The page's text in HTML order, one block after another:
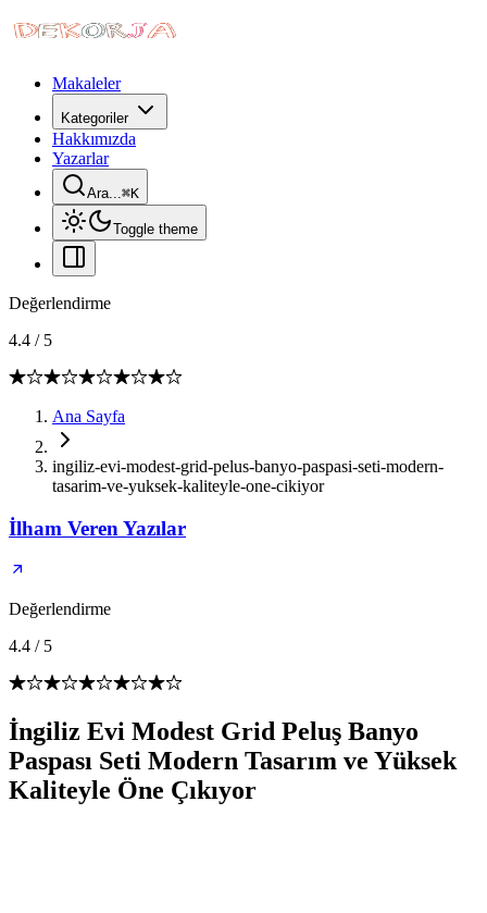
Makaleler
Kategoriler
Hakkımızda
Yazarlar
Ara...⌘K
Toggle theme
Değerlendirme
4.4 / 5
Ana Sayfa
ingiliz-evi-modest-grid-pelus-banyo-paspasi-seti-modern-
tasarim-ve-yuksek-kaliteyle-one-cikiyor
İlham Veren Yazılar
Değerlendirme
4.4 / 5
İngiliz Evi Modest Grid Peluş Banyo
Paspası Seti Modern Tasarım ve Yüksek
Kaliteyle Öne Çıkıyor